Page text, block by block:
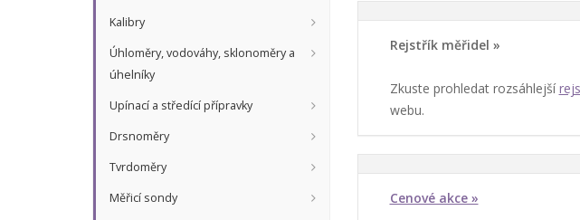
Kalibry
Úhloměry, vodováhy, sklonoměry a
úhelníky
Upínací a středící přípravky
Drsnoměry
Tvrdoměry
Měřicí sondy
Rejstřík měřidel »
Zkuste prohledat rozsáhlejší
webu.
Cenové akce »